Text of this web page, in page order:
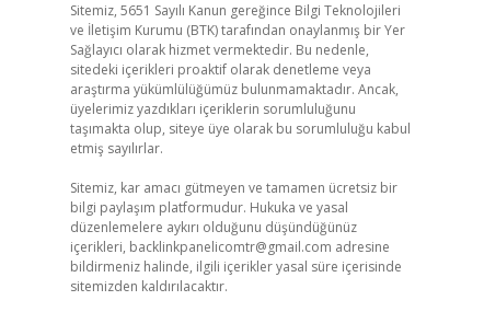
Sitemiz, 5651 Sayılı Kanun gereğince Bilgi Teknolojileri
ve İletişim Kurumu (BTK) tarafından onaylanmış bir Yer
Sağlayıcı olarak hizmet vermektedir. Bu nedenle,
sitedeki içerikleri proaktif olarak denetleme veya
araştırma yükümlülüğümüz bulunmamaktadır. Ancak,
üyelerimiz yazdıkları içeriklerin sorumluluğunu
taşımakta olup, siteye üye olarak bu sorumluluğu kabul
etmiş sayılırlar.
Sitemiz, kar amacı gütmeyen ve tamamen ücretsiz bir
bilgi paylaşım platformudur. Hukuka ve yasal
düzenlemelere aykırı olduğunu düşündüğünüz
içerikleri, backlinkpanelicomtr@gmail.com adresine
bildirmeniz halinde, ilgili içerikler yasal süre içerisinde
sitemizden kaldırılacaktır.